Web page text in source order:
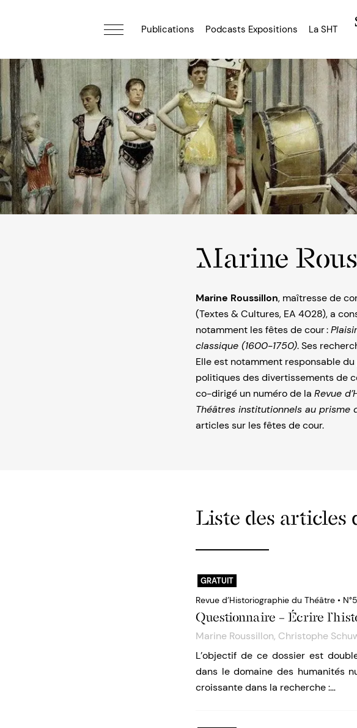
Publications Podcasts Expositions La SHT
Marine
Marine Roussillon, maîtresse de
(Textes & Cultures, EA 4028), a
notamment les fêtes de cour :
classique (1600-1750). Ses
Elle est notamment responsable
politiques des divertissements de
co-dirigé un numéro de la Revue
Théâtres institution­nels au prisme
articles sur les fêtes de cour.
Liste des articles
GRATUIT
Revue d’Historiographie du Théâtre •
Questionnaire – Écrire
Marine Roussillon, Christophe
L’objectif de ce dossier est
dans le domaine des humanités
croissante dans la recherche :…